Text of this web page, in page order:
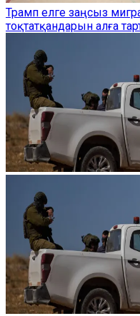
Трамп елге заңсыз
тоқтатқандарын алға